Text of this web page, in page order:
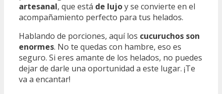
artesanal, que está de lujoy se convierte en el
acompañamiento perfecto para tus helados.
Hablando de porciones, aquí los cucuruchos son
enormes. No te quedas con hambre, eso es
seguro. Si eres amante de los helados, no puedes
dejar de darle una oportunidad a este lugar. ¡Te
va a encantar!